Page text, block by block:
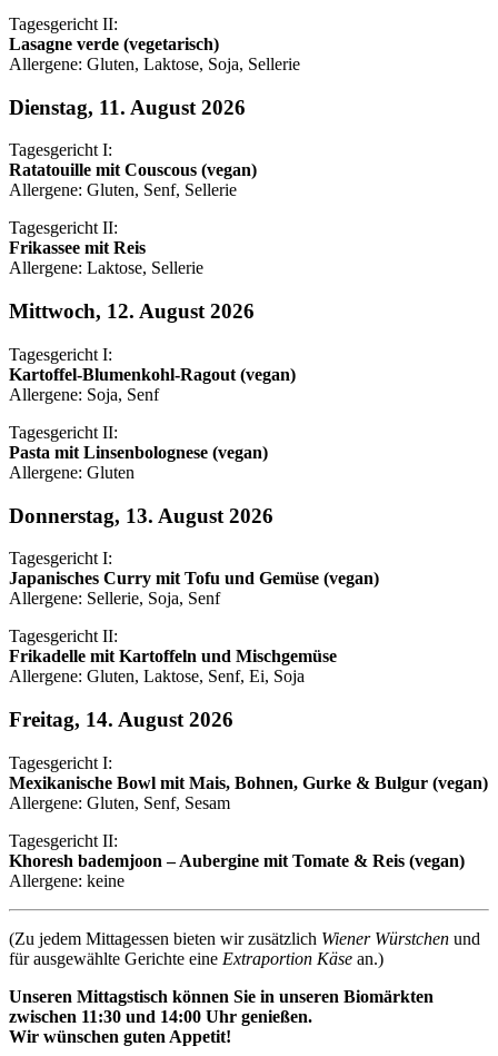
Tagesgericht II:
Lasagne verde (vegetarisch)
Allergene: Gluten, Laktose, Soja, Sellerie
Dienstag, 11. August 2026
Tagesgericht I:
Ratatouille mit Couscous (vegan)
Allergene: Gluten, Senf, Sellerie
Tagesgericht II:
Frikassee mit Reis
Allergene: Laktose, Sellerie
Mittwoch, 12. August 2026
Tagesgericht I:
Kartoffel-Blumenkohl-Ragout (vegan)
Allergene: Soja, Senf
Tagesgericht II:
Pasta mit Linsenbolognese (vegan)
Allergene: Gluten
Donnerstag, 13. August 2026
Tagesgericht I:
Japanisches Curry mit Tofu und Gemüse (vegan)
Allergene: Sellerie, Soja, Senf
Tagesgericht II:
Frikadelle mit Kartoffeln und Mischgemüse
Allergene: Gluten, Laktose, Senf, Ei, Soja
Freitag, 14. August 2026
Tagesgericht I:
Mexikanische Bowl mit Mais, Bohnen, Gurke & Bulgur (vegan)
Allergene: Gluten, Senf, Sesam
Tagesgericht II:
Khoresh bademjoon – Aubergine mit Tomate & Reis (vegan)
Allergene: keine
(Zu jedem Mittagessen bieten wir zusätzlich Wiener Würstchen und
für ausgewählte Gerichte eine Extraportion Käse an.)
Unseren Mittagstisch können Sie in unseren Biomärkten
zwischen 11:30 und 14:00 Uhr genießen.
Wir wünschen guten Appetit!